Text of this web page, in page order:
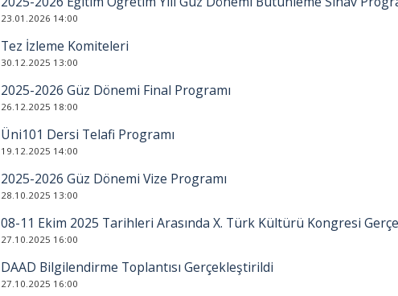
23.01.2026 14:00
Tez İzleme Komiteleri
30.12.2025 13:00
2025-2026 Güz Dönemi Final Programı
26.12.2025 18:00
Üni101 Dersi Telafi Programı
19.12.2025 14:00
2025-2026 Güz Dönemi Vize Programı
28.10.2025 13:00
08-11 Ekim 2025 Tarihleri Arasında X. Türk Kültürü Kongresi
27.10.2025 16:00
DAAD Bilgilendirme Toplantısı Gerçekleştirildi
27.10.2025 16:00